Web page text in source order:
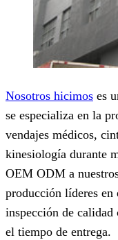
Nosotros hicimos es
se especializa en la
vendajes médicos,
kinesiología durante
OEM ODM a
producción líderes en
inspección de
el tiempo de entrega.